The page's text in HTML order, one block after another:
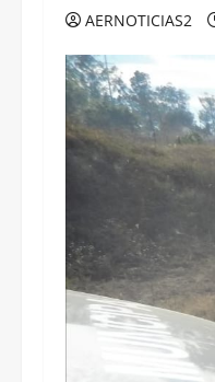
AERNOTICIAS2